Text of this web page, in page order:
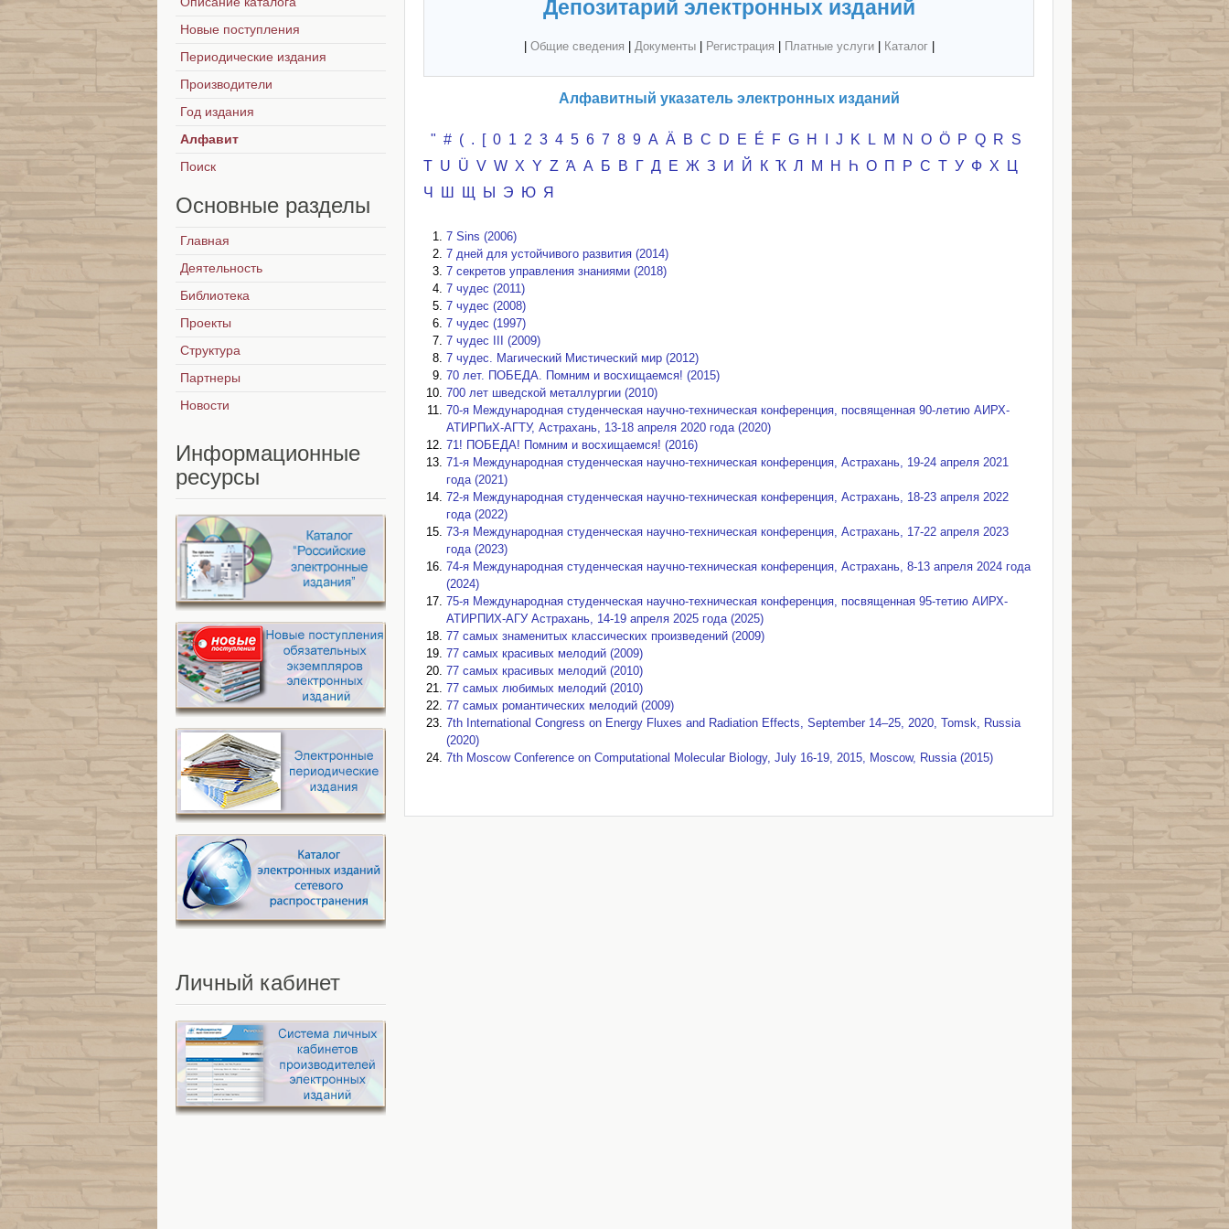
Депозитарий электронных изданий
Общие сведения Документы| Регистрация Платные услуги| Каталог|
Алфавитный указатель электронных изданий
" # ( . [ 0 1 2 3 4 5 6 7 8 9 A Ä B C D E É F G H J K L M N O Ö P Q R S
T U Ü V W X Y Z Ά А Б В Г Д Е Ж З И Й К Ҡ Л М Н Һ О П Р С Т У Ф Х
Ц
Ч
Ш Щ Ы Э Ю Я
7 Sins (2006)
7 дней для устойчивого развития (2014)
7 секретов управления знаниями (2018)
7 чудес (2011)
7 чудес (2008)
7 чудес (1997)
7 чудес III (2009)
7 чудес. Магический Мистический мир (2012)
70 лет. ПОБЕДА. Помним и восхищаемся! (2015)
700 лет шведской металлургии (2010)
70-я Международная студенческая научно-техническая конференция, посвященная 90-летию АИРХ-
АТИРПиХ-АГТУ, Астрахань, 13-18 апреля 2020 года (2020)
71! ПОБЕДА! Помним и восхищаемся! (2016)
71-я Международная студенческая научно-техническая конференция, Астрахань, 19-24 апреля 2021
года (2021)
72-я Международная студенческая научно-техническая конференция, Астрахань, 18-23 апреля 2022
года (2022)
73-я Международная студенческая научно-техническая конференция, Астрахань, 17-22 апреля 2023
года (2023)
74-я Международная студенческая научно-техническая конференция, Астрахань, 8-13 апреля 2024 года
(2024)
75-я Международная студенческая научно-техническая конференция, посвященная 95-тетию АИРХ-
АТИРПИХ-АГУ Астрахань, 14-19 апреля 2025 года (2025)
77 самых знаменитых классических произведений (2009)
77 самых красивых мелодий (2009)
77 самых красивых мелодий (2010)
77 самых любимых мелодий (2010)
77 самых романтических мелодий (2009)
7th International Congress on Energy Fluxes and Radiation Effects, September 14–25, 2020, Tomsk, Russia
(2020)
7th Moscow Conference on Computational Molecular Biology, July 16-19, 2015, Moscow, Russia (2015)
Новые поступления
Периодические издания
Производители
Год издания
Алфавит
Поиск
Основные разделы
Главная
Деятельность
Библиотека
Проекты
Структура
Партнеры
Новости
Информационные
ресурсы
Личный кабинет